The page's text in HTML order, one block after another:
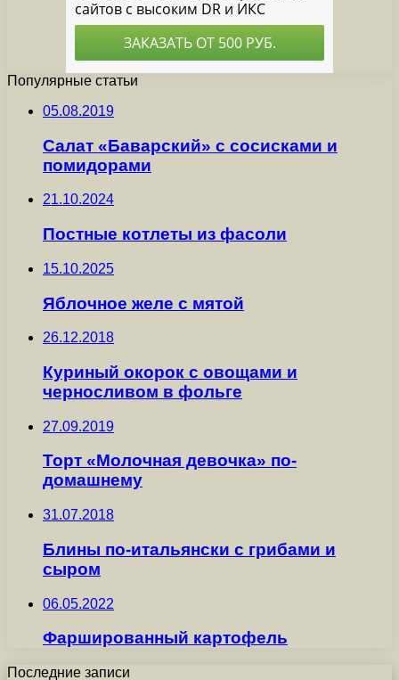
Популярные статьи
05.08.2019
Салат «Баварский» с сосисками и
помидорами
21.10.2024
Постные котлеты из фасоли
15.10.2025
Яблочное желе с мятой
26.12.2018
Куриный окорок с овощами и
черносливом в фольге
27.09.2019
Торт «Молочная девочка» по-
домашнему
31.07.2018
Блины по-итальянски с грибами и
сыром
06.05.2022
Фаршированный картофель
Последние записи